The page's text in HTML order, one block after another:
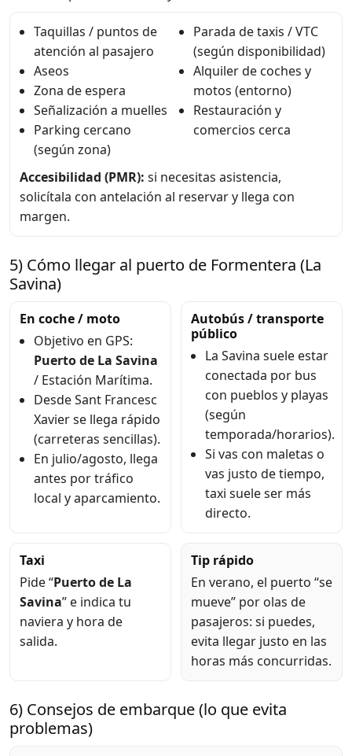
Taquillas / puntos de
atención al pasajero
Aseos
Zona de espera
Señalización a muelles
Parking cercano
(según zona)
Parada de taxis / VTC
(según disponibilidad)
Alquiler de coches y
motos (entorno)
Restauración y
comercios cerca
Accesibilidad (PMR): si necesitas asistencia,
solicítala con antelación al reservar y llega con
margen.
5) Cómo llegar al puerto de Formentera (La
Savina)
En coche / moto
Objetivo en GPS:
Puerto de La Savina
/ Estación Marítima.
Desde Sant Francesc
Xavier se llega rápido
(carreteras sencillas).
En julio/agosto, llega
antes por tráfico
local y aparcamiento.
Autobús / transporte
público
La Savina suele estar
conectada por bus
con pueblos y playas
(según
temporada/horarios).
Si vas con maletas o
vas justo de tiempo,
taxi suele ser más
directo.
Taxi
Pide “Puerto de La
Savina” e indica tu
naviera y hora de
salida.
Tip rápido
En verano, el puerto “se
mueve” por olas de
pasajeros: si puedes,
evita llegar justo en las
horas más concurridas.
6) Consejos de embarque (lo que evita
problemas)